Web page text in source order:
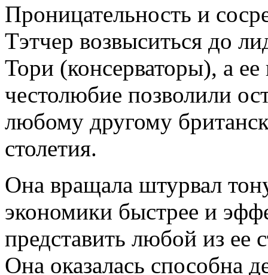
Проницательность и
Тэтчер возвыситься до
Тори (консерваторы), а
честолюбие позволили
любому другому
столетия.
Она вращала штурвал
экономики быстрее и
представить любой из ее
Она оказалась способна